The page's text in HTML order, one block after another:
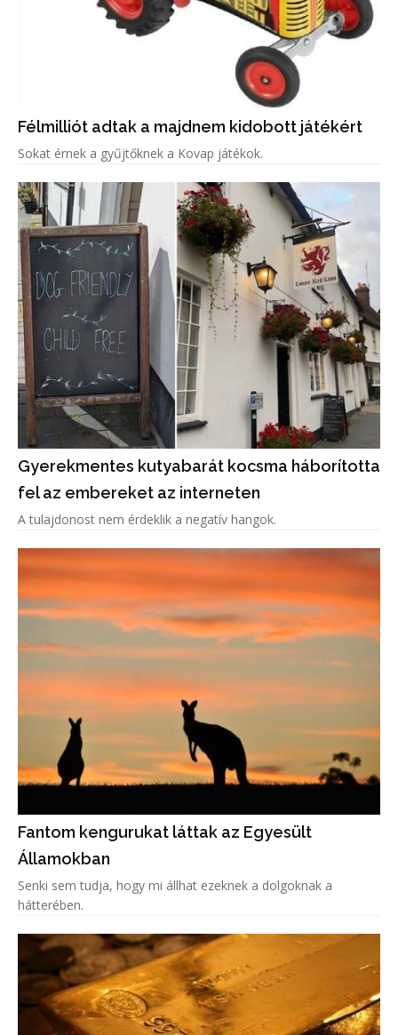
Félmilliót adtak a majdnem kidobott játékért
Sokat érnek a gyűjtőknek a Kovap játékok.
Gyerekmentes kutyabarát kocsma háborította
fel az embereket az interneten
A tulajdonost nem érdeklik a negatív hangok.
Fantom kengurukat láttak az Egyesült
Államokban
Senki sem tudja, hogy mi állhat ezeknek a dolgoknak a
hátterében.